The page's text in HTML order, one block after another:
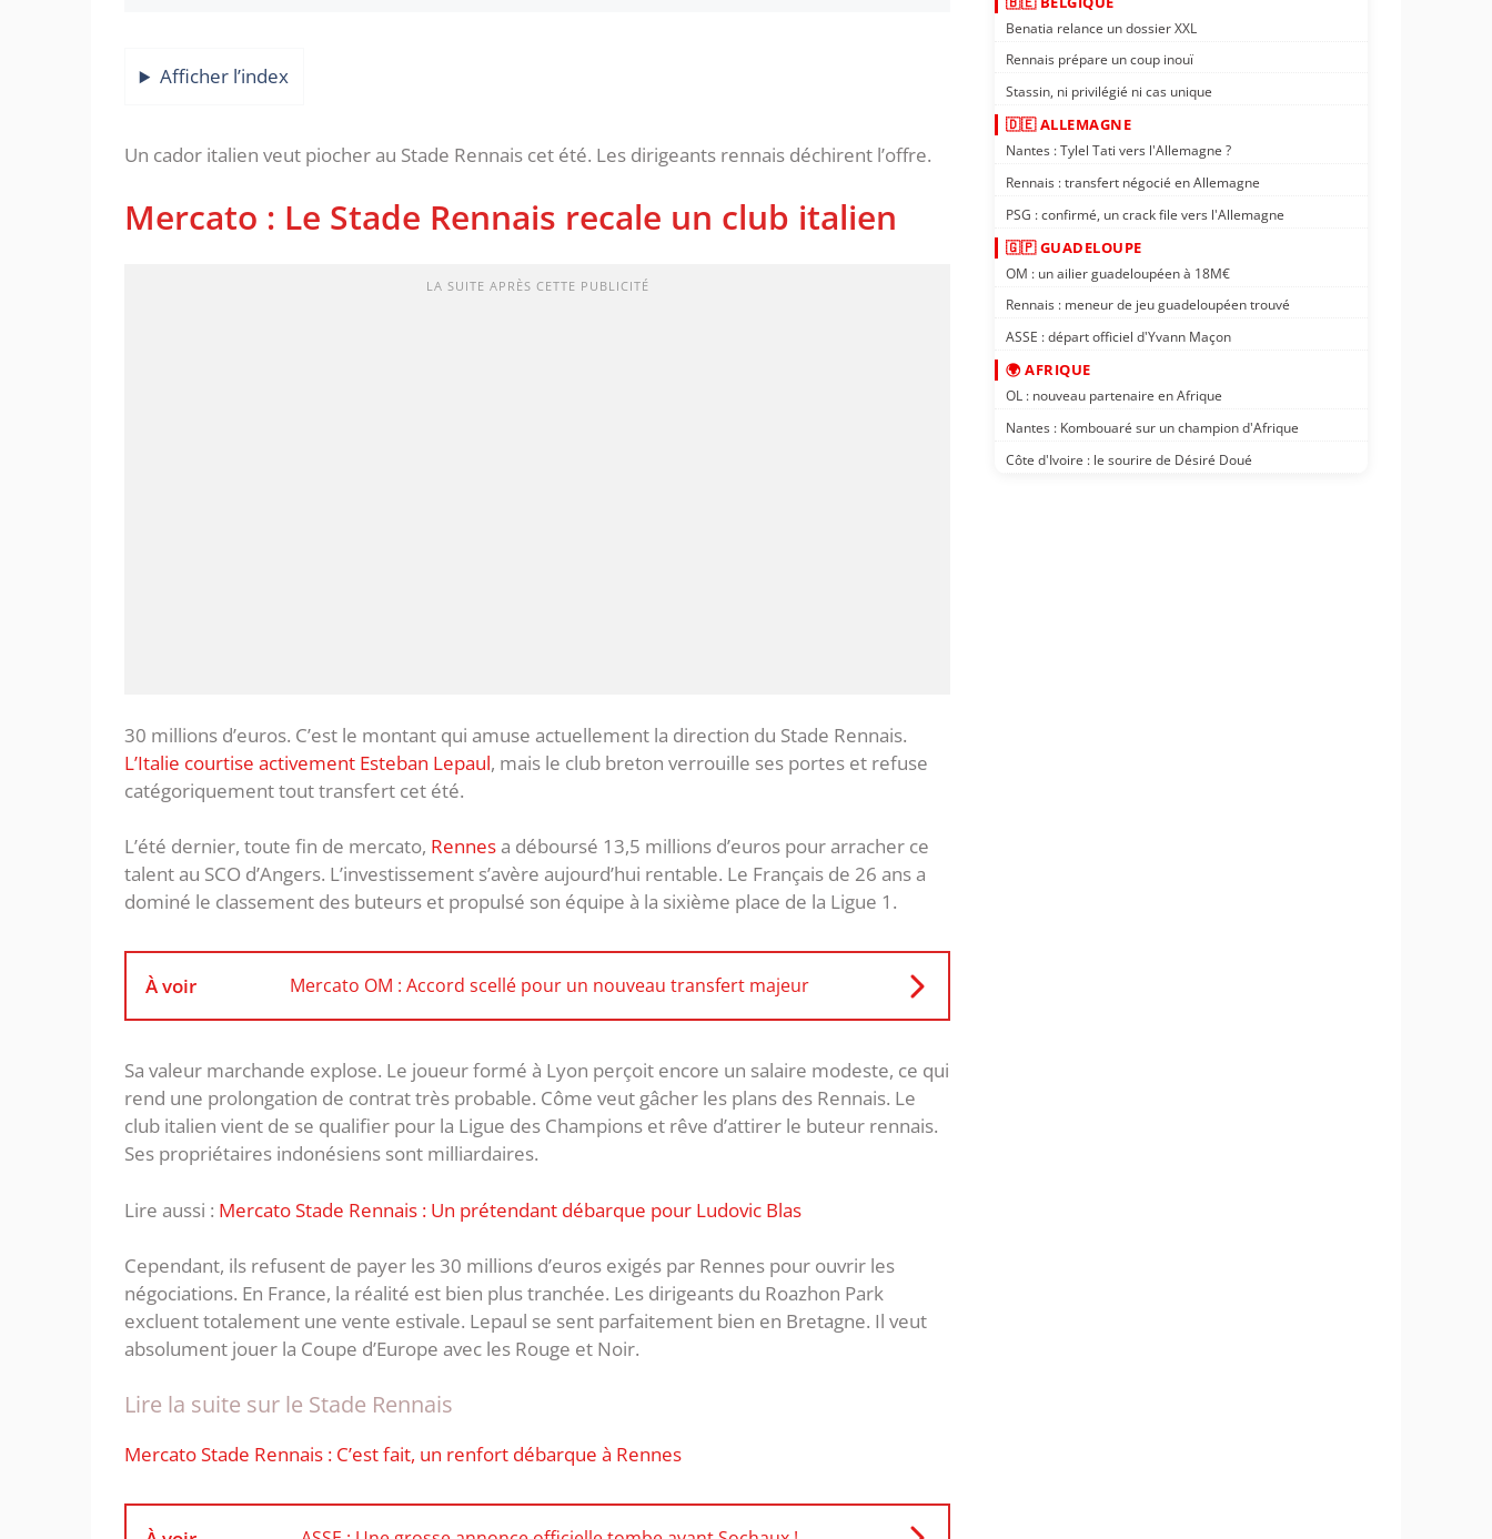
Afficher l’index
Un cador italien veut piocher au Stade Rennais cet été. Les dirigeants rennais déchirent l’offre.
Mercato : Le Stade Rennais recale un club italien
LA SUITE APRÈS CETTE PUBLICITÉ
30 millions d’euros. C’est le montant qui amuse actuellement la direction du Stade Rennais.
L’Italie courtise activement Esteban Lepaul, mais le club breton verrouille ses portes et refuse
catégoriquement tout transfert cet été.
L’été dernier, toute fin de mercato, Rennesa déboursé 13,5 millions d’euros pour arracher ce
talent au SCO d’Angers. L’investissement s’avère aujourd’hui rentable. Le Français de 26 ans a
dominé le classement des buteurs et propulsé son équipe à la sixième place de la Ligue 1.
À voir Mercato OM : Accord scellé pour un nouveau transfert majeur
Sa valeur marchande explose. Le joueur formé à Lyon perçoit encore un salaire modeste, ce qui
rend une prolongation de contrat très probable. Côme veut gâcher les plans des Rennais. Le
club italien vient de se qualifier pour la Ligue des Champions et rêve d’attirer le buteur rennais.
Ses propriétaires indonésiens sont milliardaires.
Lire aussi : Mercato Stade Rennais : Un prétendant débarque pour Ludovic Blas
Cependant, ils refusent de payer les 30 millions d’euros exigés par Rennes pour ouvrir les
négociations. En France, la réalité est bien plus tranchée. Les dirigeants du Roazhon Park
excluent totalement une vente estivale. Lepaul se sent parfaitement bien en Bretagne. Il veut
absolument jouer la Coupe d’Europe avec les Rouge et Noir.
Lire la suite sur le Stade Rennais
Mercato Stade Rennais : C’est fait, un renfort débarque à Rennes
Benatia relance un dossier XXL
Rennais prépare un coup inouï
Stassin, ni privilégié ni cas unique
🇩🇪 ALLEMAGNE
Nantes : Tylel Tati vers l'Allemagne ?
Rennais : transfert négocié en Allemagne
PSG : confirmé, un crack file vers l'Allemagne
🇬🇵 GUADELOUPE
OM : un ailier guadeloupéen à 18M€
Rennais : meneur de jeu guadeloupéen trouvé
ASSE : départ officiel d'Yvann Maçon
🌍 AFRIQUE
OL : nouveau partenaire en Afrique
Nantes : Kombouaré sur un champion d'Afrique
Côte d'Ivoire : le sourire de Désiré Doué